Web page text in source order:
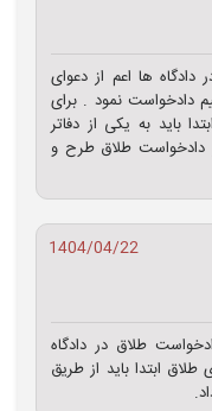
دادگاه ها اعم از دعوای
دادخواست نمود . برای
باید به یکی از دفاتر
دادخواست طلاق طرح و
1404/04/22
طلاق در دادگاه
ابتدا باید از طریق